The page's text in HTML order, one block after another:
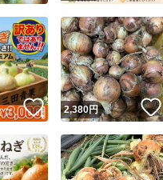
送
に基づく表示であり、発送を保証し
心発送
このユーザーは高頻度
ます
このユーザーは高頻度
キャン
いいね！
2,380円